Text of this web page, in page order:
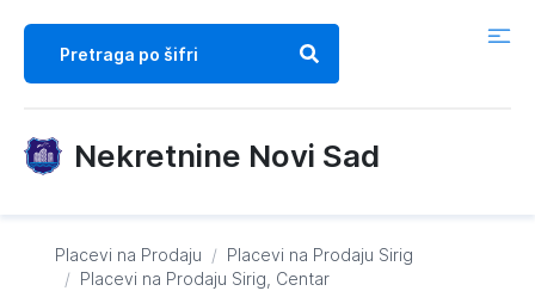
Nekretnine Novi Sad
Placevi na Prodaju / Placevi na Prodaju Sirig
/ Placevi na Prodaju Sirig, Centar